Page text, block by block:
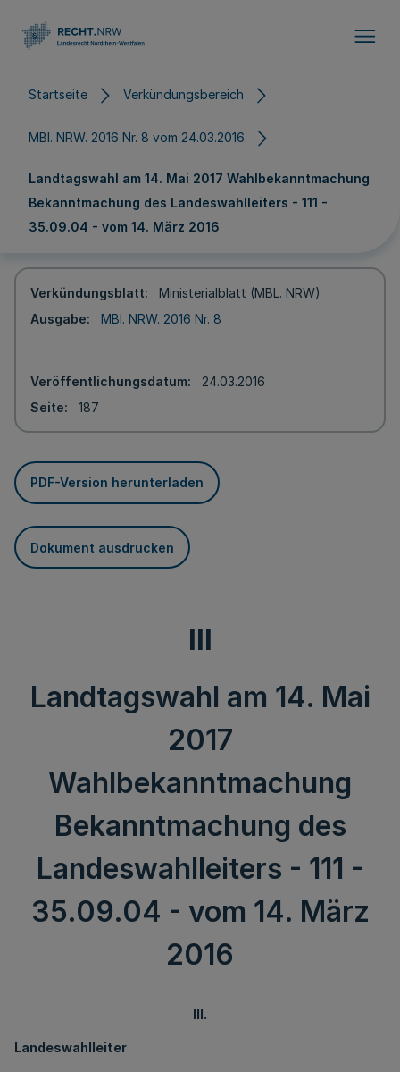
Startseite Verkündungsbereich
MBl. NRW. 2016 Nr. 8 vom 24.03.2016
Landtagswahl am 14. Mai 2017 Wahlbekanntmachung
Bekanntmachung des Landeswahlleiters - 111 -
35.09.04 - vom 14. März 2016
Verkündungsblatt
Ministerialblatt (MBL. NRW)
Ausgabe
MBl. NRW. 2016 Nr. 8
Veröffentlichungsdatum
24.03.2016
Seite
187
PDF-Version herunterladen
Dokument ausdrucken
III
Landtagswahl am 14. Mai
2017
Wahlbekanntmachung
Bekanntmachung des
Landeswahlleiters - 111 -
35.09.04 - vom 14. März
2016
III.
Landeswahlleiter